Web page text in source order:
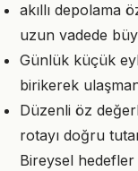
akıllı depolama
uzun vadede
Günlük küçük
birikerek
Düzenli öz
rotayı doğru
Bireysel